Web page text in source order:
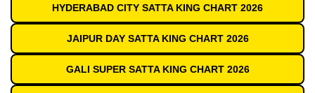
HYDERABAD CITY SATTA KING CHART 2026
JAIPUR DAY SATTA KING CHART 2026
GALI SUPER SATTA KING CHART 2026